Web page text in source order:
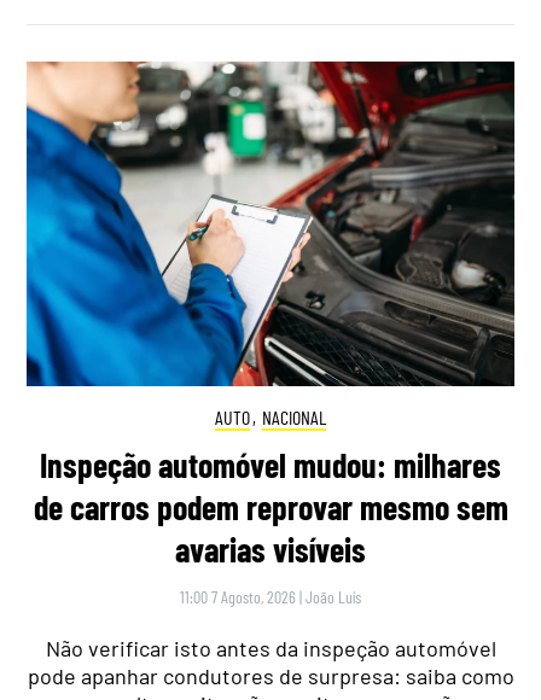
AUTO, NACIONAL
Inspeção automóvel mudou: milhares
de carros podem reprovar mesmo sem
avarias visíveis
11:00 7 Agosto, 2026 |João Luís
Não verificar isto antes da inspeção automóvel
pode apanhar condutores de surpresa: saiba como